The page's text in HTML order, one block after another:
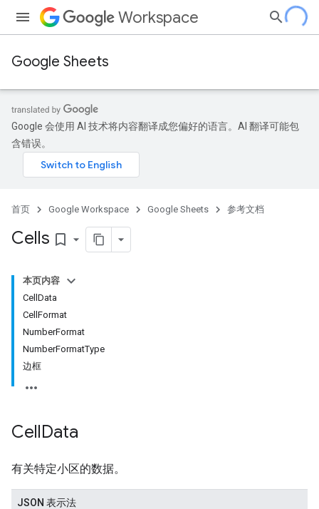
Workspace
Google Sheets
Google 会使用 AI 技术将内容翻译成您偏好的语言。AI 翻译可能包
含错误。
首页 Google Workspace Google Sheets 参考文档
Cells bookmark_border
本页内容
CellData
CellFormat
NumberFormat
NumberFormatType
边框
CellData
有关特定小区的数据。
JSON 表示法